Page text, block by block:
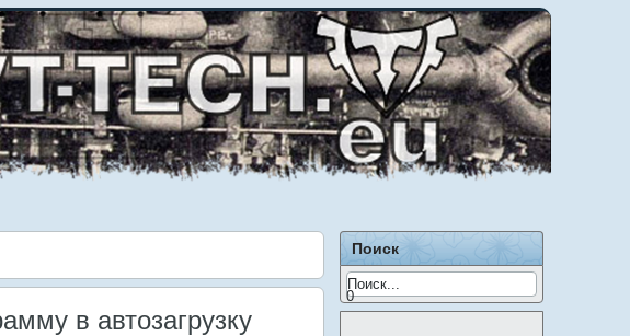
в автозагрузку
Поиск
0